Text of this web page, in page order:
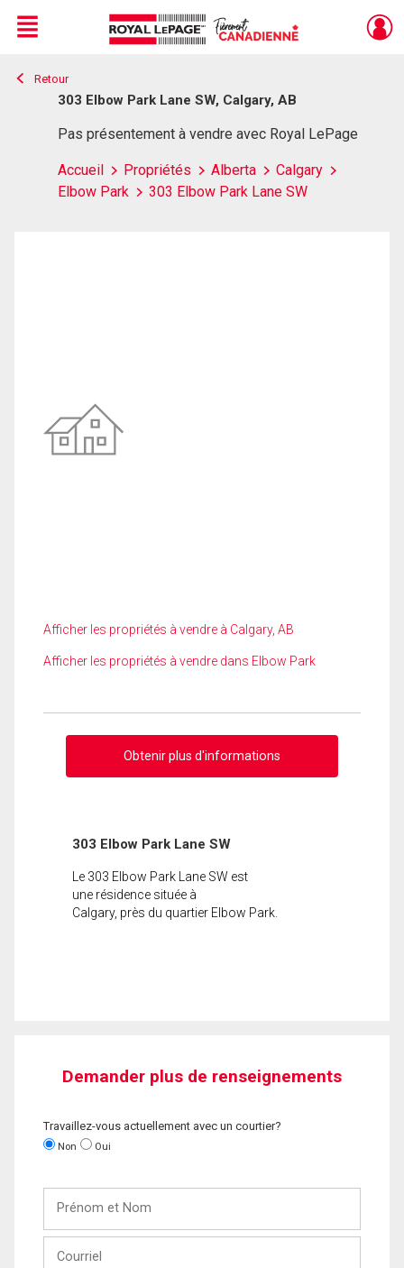
Live
En Direct
Menu
Retour
303 Elbow Park Lane SW, Calgary, AB
Pas présentement à vendre avec Royal LePage
Accueil Propriétés Alberta
Calgary
Elbow Park
303 Elbow Park Lane SW
Afficher les propriétés à vendre à Calgary, AB
Afficher les propriétés à vendre dans Elbow Park
Obtenir plus d'informations
303 Elbow Park Lane SW
Le 303 Elbow Park Lane SW est
une résidence située à
Calgary, près du quartier Elbow Park.
Demander plus de renseignements
Travaillez-vous actuellement avec un courtier?
Non Oui
Nom